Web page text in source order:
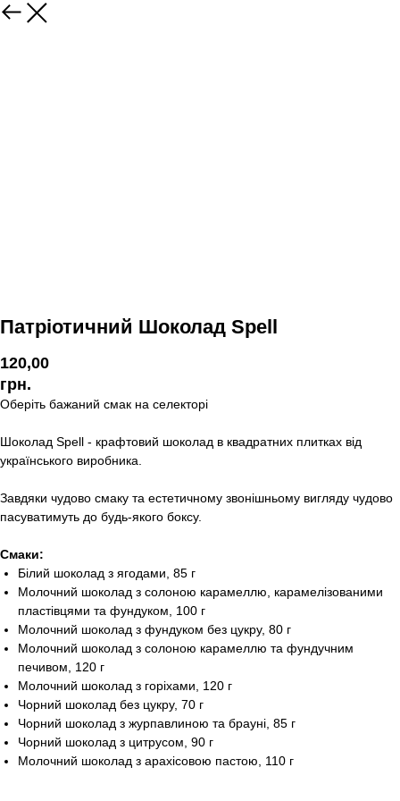
Патріотичний Шоколад Spell
120,00
грн.
Оберіть бажаний смак на селекторі
Шоколад Spell - крафтовий шоколад в квадратних плитках від
українського виробника.
Завдяки чудово смаку та естетичному звонішньому вигляду чудово
пасуватимуть до будь-якого боксу.
Смаки:
Білий шоколад з ягодами, 85 г
Молочний шоколад з солоною карамеллю, карамелізованими
пластівцями та фундуком, 100 г
Молочний шоколад з фундуком без цукру, 80 г
Молочний шоколад з солоною карамеллю та фундучним
печивом, 120 г
Молочний шоколад з горіхами, 120 г
Чорний шоколад без цукру, 70 г
Чорний шоколад з журпавлиною та брауні, 85 г
Чорний шоколад з цитрусом, 90 г
Молочний шоколад з арахісовою пастою, 110 г